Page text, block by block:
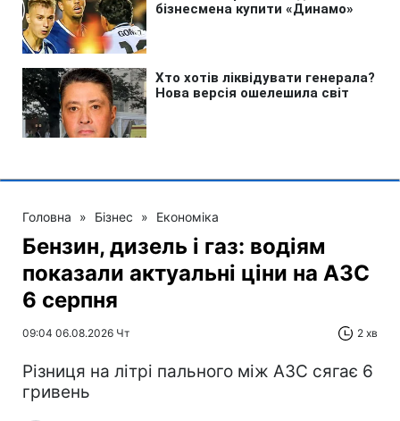
Головна » Бізнес » Економіка
Бензин, дизель і газ: водіям
показали актуальні ціни на АЗС
6 серпня
09:04 06.08.2026 Чт 2 хв
Різниця на літрі пального між АЗС сягає 6
гривень